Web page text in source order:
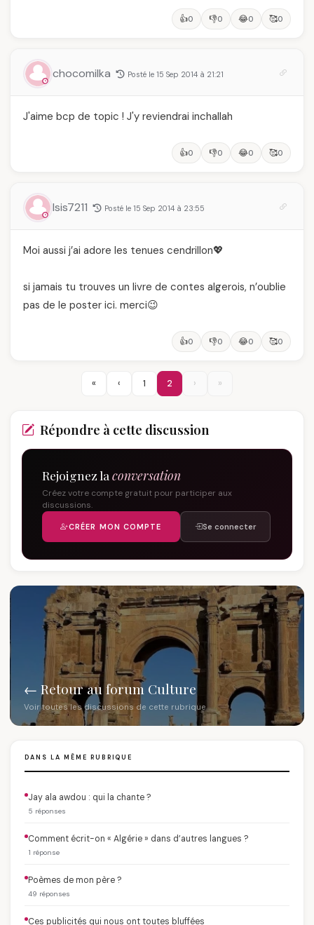
👍0 👎0 😂0 🥰0
chocomilka Posté le 15 Sep 2014 à 21:21
J'aime bcp de topic ! J'y reviendrai inchallah
👍0 👎0 😂0 🥰0
Isis7211 Posté le 15 Sep 2014 à 23:55
Moi aussi j’ai adore les tenues cendrillon💖
si jamais tu trouves un livre de contes algerois, n’oublie
pas de le poster ici. merci😉
👍0 👎0 😂0 🥰0
« ‹ 1 2 › »
Répondre à cette discussion
Rejoignez la conversation
Créez votre compte gratuit pour participer aux
discussions.
CRÉER MON COMPTE Se connecter
← Retour au forum Culture
Voir toutes les discussions de cette rubrique
DANS LA MÊME RUBRIQUE
Jay ala awdou : qui la chante ?
5 réponses
Comment écrit-on « Algérie » dans d’autres langues ?
1 réponse
Poèmes de mon père ?
49 réponses
Ces publicités qui nous ont toutes bluffées